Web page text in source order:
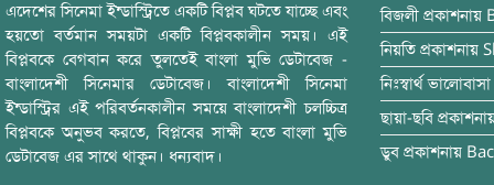
এদেশের সিনেমা ইন্ডাস্ট্রিতে একটি বিপ্লব ঘটতে যাচ্ছে এবং
হয়তো বর্তমান সময়টা একটি বিপ্লবকালীন সময়। এই
বিপ্লবকে বেগবান করে তুলতেই বাংলা মুভি ডেটাবেজ -
বাংলাদেশী সিনেমার ডেটাবেজ। বাংলাদেশী সিনেমা
ইন্ডাস্ট্রির এই পরিবর্তনকালীন সময়ে বাংলাদেশী চলচ্চিত্র
বিপ্লবকে অনুভব করতে, বিপ্লবের সাক্ষী হতে বাংলা মুভি
ডেটাবেজ এর সাথে থাকুন। ধন্যবাদ।
বিজলী প্রকাশনায়
নিয়তি প্রকাশনায়
নিঃস্বার্থ ভালোবাসা
ছায়া-ছবি
ডুব প্রকাশনায়